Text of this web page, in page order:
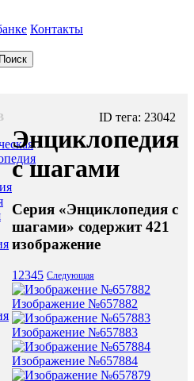
Контакты
Поиск
ID тега: 23042
Энциклопедия
с шагами
Серия «Энциклопедия с
шагами» содержит 421
изображение
1 2345 Следующая
Изображение №657882
Изображение №657883
Изображение №657884